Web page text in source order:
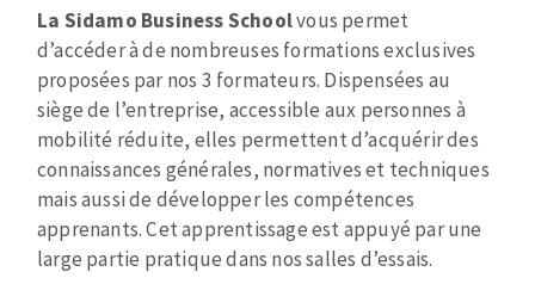
Pose des joints
Nettoyage
Fraises carbure
Fers et plaquettes
Lames de scie à ruban
ABRASIFS APPLIQUÉS
Disques auto-agrippant
Patins
Disques fibre et papier
Bandes abrasives
Feuilles 230 x 280 mm
Cales à poncer et patins
DISQUES ABRASIFS
Type
de
paragraphe
La Sidamo Business Schoolvous permet
d’accéder à de nombreuses formations exclusives
proposées par nos 3 formateurs. Dispensées au
siège de l’entreprise, accessible aux personnes à
mobilité réduite, elles permettent d’acquérir des
connaissances générales, normatives et techniques
mais aussi de développer les compétences
apprenants. Cet apprentissage est appuyé par une
large partie pratique dans nos salles d’essais.